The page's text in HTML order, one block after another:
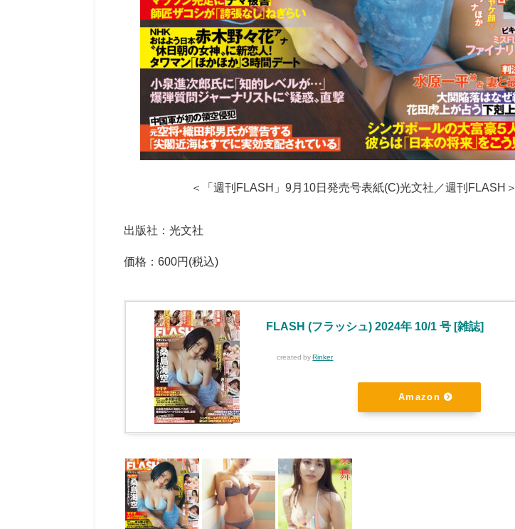
＜「週刊FLASH」9月10日発売号表紙(C)光文社／週刊FLASH＞
出版社：光文社
価格：600円(税込)
FLASH (フラッシュ) 2024年 10/1 号 [雑誌]
created by Rinker
Amazon